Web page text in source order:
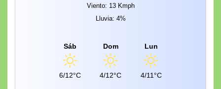
Viento: 13 Kmph
Lluvia: 4%
Sáb
6/12°C
Dom
4/12°C
Lun
4/11°C